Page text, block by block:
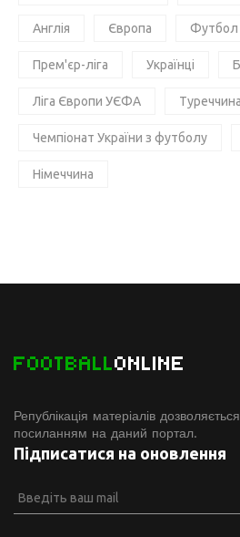
Англія Європа Футбол
Прем'єр-ліга Українці
Ліга Європи УЄФА Туреччина
Чемпіонат України з футболу
Німеччина
FOOTBALLONLINE
Републікація матеріалів
посиланням на даний портал.
Підписатися на оновлення